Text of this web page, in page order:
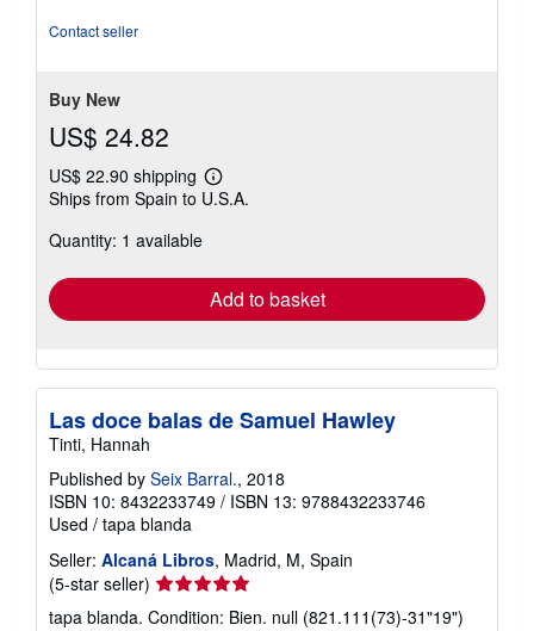
Contact seller
Buy New
US$ 24.82
US$ 22.90 shipping
Learn
more
Ships from Spain to U.S.A.
Quantity: 1 available
Add to basket
Las doce balas de Samuel Hawley
Tinti, Hannah
Published by Seix Barral., 2018
ISBN 10: 8432233749 / ISBN 13: 9788432233746
Used / tapa blanda
Seller: Alcaná Libros, Madrid, M, Spain
(5-star seller) Seller
rating
tapa blanda. Condition: Bien. null (821.111(73)-31"19")